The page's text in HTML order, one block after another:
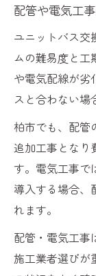
配管や電気工
ユニットバス交
ムの難易度と工
や電気配線が劣
スと合わない場
柏市でも、配管
追加工事となり
す。電気工事で
導入する場合、
れます。
配管・電気工事
施工業者選びが